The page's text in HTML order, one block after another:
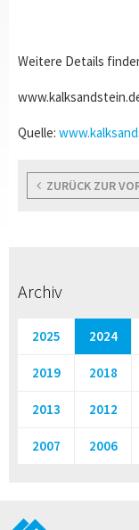
Weitere Details
Quelle:
ZURÜCK ZUR
Archiv
2025 2024
2019 2018
2013 2012
2007 2006